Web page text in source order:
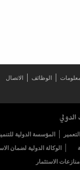
الوظائف
الاتصال
المؤسسة الدولية
الوكالة الدولية لضمان
الاستثمار